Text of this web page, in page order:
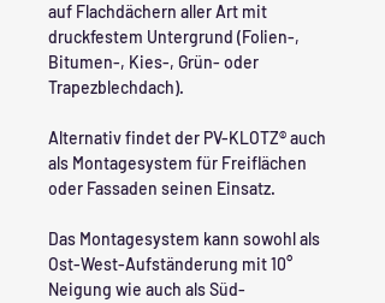
auf Flachdächern aller Art mit
druckfestem Untergrund (Folien-,
Bitumen-, Kies-, Grün- oder
Trapezblechdach).
Alternativ findet der PV-KLOTZ® auch
als Montagesystem für Freiflächen
oder Fassaden seinen Einsatz.
Das Montagesystem kann sowohl als
Ost-West-Aufständerung mit 10°
Neigung wie auch als Süd-